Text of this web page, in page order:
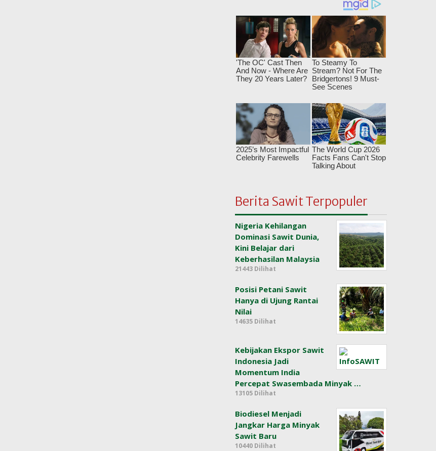
Berita Sawit Terpopuler
Nigeria Kehilangan
Dominasi Sawit Dunia,
Kini Belajar dari
Keberhasilan Malaysia
21443 Dilihat
Posisi Petani Sawit
Hanya di Ujung Rantai
Nilai
14635 Dilihat
Kebijakan Ekspor Sawit
Indonesia Jadi
Momentum India
Percepat Swasembada Minyak …
13105 Dilihat
Biodiesel Menjadi
Jangkar Harga Minyak
Sawit Baru
10440 Dilihat